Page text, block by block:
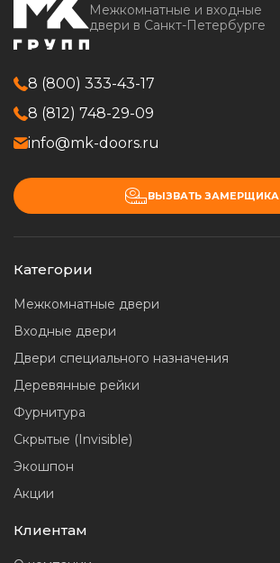
Межкомнатные и входные
двери в Санкт-Петербурге
8 (800) 333-43-17
8 (812) 748-29-09
info@mk-doors.ru
ВЫЗВАТЬ ЗАМЕРЩИКА
Категории
Межкомнатные двери
Входные двери
Двери специального назначения
Деревянные рейки
Фурнитура
Скрытые (Invisible)
Экошпон
Акции
Клиентам